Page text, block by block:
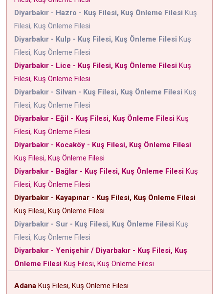
Diyarbakır - Hazro - Kuş Filesi, Kuş Önleme Filesi Kuş
Filesi, Kuş Önleme Filesi
Diyarbakır - Kulp - Kuş Filesi, Kuş Önleme Filesi Kuş
Filesi, Kuş Önleme Filesi
Diyarbakır - Lice - Kuş Filesi, Kuş Önleme Filesi Kuş
Filesi, Kuş Önleme Filesi
Diyarbakır - Silvan - Kuş Filesi, Kuş Önleme Filesi Kuş
Filesi, Kuş Önleme Filesi
Diyarbakır - Eğil - Kuş Filesi, Kuş Önleme Filesi Kuş
Filesi, Kuş Önleme Filesi
Diyarbakır - Kocaköy - Kuş Filesi, Kuş Önleme Filesi
Kuş Filesi, Kuş Önleme Filesi
Diyarbakır - Bağlar - Kuş Filesi, Kuş Önleme Filesi Kuş
Filesi, Kuş Önleme Filesi
Diyarbakır - Kayapınar - Kuş Filesi, Kuş Önleme Filesi
Kuş Filesi, Kuş Önleme Filesi
Diyarbakır - Sur - Kuş Filesi, Kuş Önleme Filesi Kuş
Filesi, Kuş Önleme Filesi
Diyarbakır - Yenişehir / Diyarbakır - Kuş Filesi, Kuş
Önleme Filesi Kuş Filesi, Kuş Önleme Filesi
Adana Kuş Filesi, Kuş Önleme Filesi